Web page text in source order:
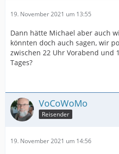
19. November 2021 um 13:55
Dann hätte Michael aber auch
könnten doch auch sagen, wir
zwischen 22 Uhr Vorabend und
Tages?
VoCoWoMo
Reisender
19. November 2021 um 14:56